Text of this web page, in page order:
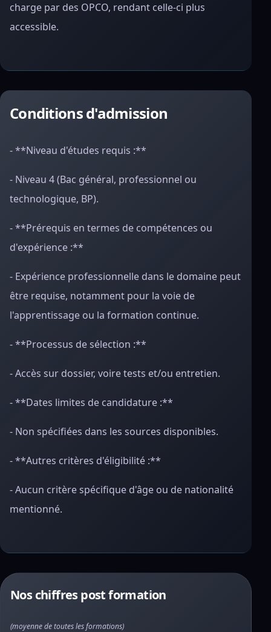
charge par des OPCO, rendant celle-ci plus
accessible.
Conditions d'admission
- **Niveau d'études requis :**
- Niveau 4 (Bac général, professionnel ou
technologique, BP).
- **Prérequis en termes de compétences ou
d'expérience :**
- Expérience professionnelle dans le domaine peut
être requise, notamment pour la voie de
l'apprentissage ou la formation continue.
- **Processus de sélection :**
- Accès sur dossier, voire tests et/ou entretien.
- **Dates limites de candidature :**
- Non spécifiées dans les sources disponibles.
- **Autres critères d'éligibilité :**
- Aucun critère spécifique d'âge ou de nationalité
mentionné.
Nos chiffres post formation
(moyenne de toutes les formations)